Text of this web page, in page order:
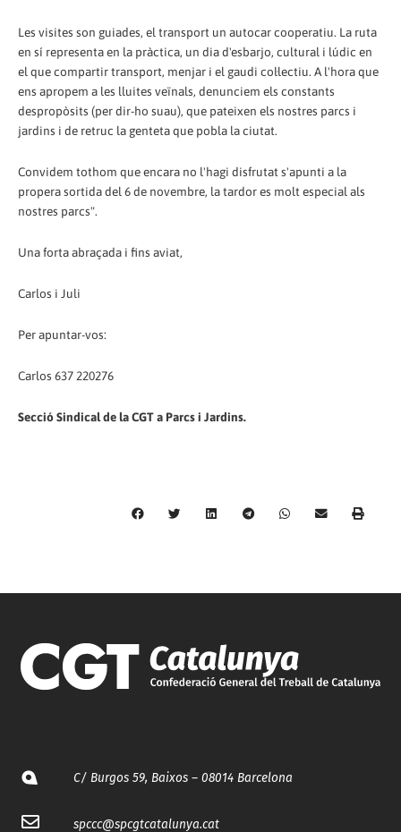
Les visites son guiades, el transport un autocar cooperatiu. La ruta
en sí representa en la pràctica, un dia d'esbarjo, cultural i lúdic en
el que compartir transport, menjar i el gaudi col·lectiu. A l'hora que
ens apropem a les lluites veïnals, denunciem els constants
despropòsits (per dir-ho suau), que pateixen els nostres parcs i
jardins i de retruc la genteta que pobla la ciutat.
Convidem tothom que encara no l'hagi disfrutat s'apunti a la
propera sortida del 6 de novembre, la tardor es molt especial als
nostres parcs".
Una forta abraçada i fins aviat,
Carlos i Juli
Per apuntar-vos:
Carlos 637 220276
Secció Sindical de la CGT a Parcs i Jardins.
C/ Burgos 59, Baixos – 08014 Barcelona
spccc@spcgtcatalunya.cat